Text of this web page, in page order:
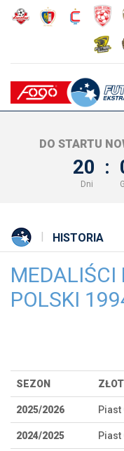
DO STARTU
20 :
Dni
HISTORIA
MEDALIŚCI
POLSKI
SEZON
2025/2026 Piast
2024/2025 Piast